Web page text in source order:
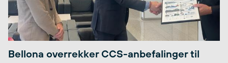
Bellona overrekker CCS-anbefalinger til